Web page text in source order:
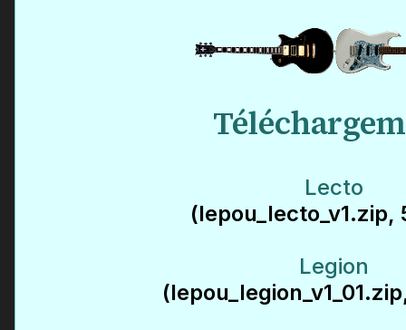
Lecto
(lepou_lecto_v1.zip,
Legion